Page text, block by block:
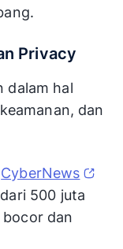
Privacy
dalam hal
dan
CyberNews
500 juta
dan